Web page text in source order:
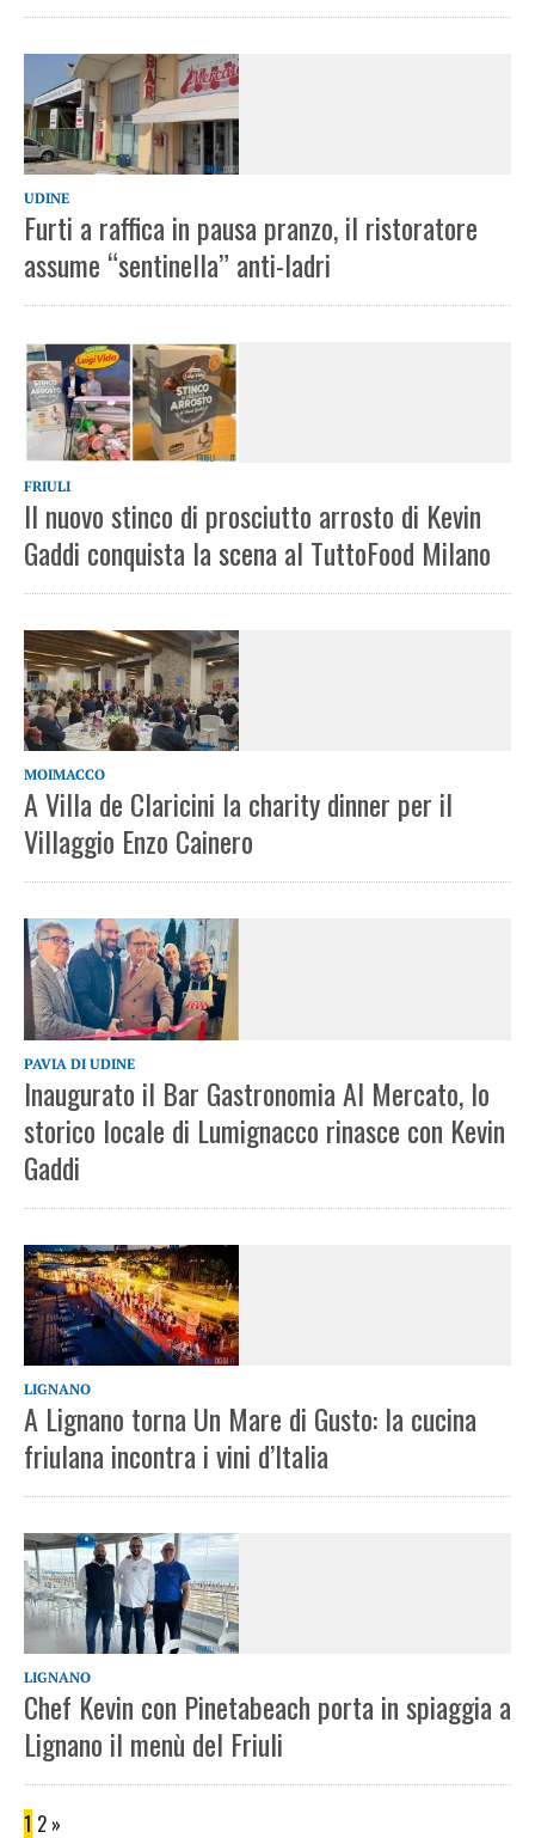
UDINE
Furti a raffica in pausa pranzo, il ristoratore
assume “sentinella” anti-ladri
FRIULI
Il nuovo stinco di prosciutto arrosto di Kevin
Gaddi conquista la scena al TuttoFood Milano
MOIMACCO
A Villa de Claricini la charity dinner per il
Villaggio Enzo Cainero
PAVIA DI UDINE
Inaugurato il Bar Gastronomia Al Mercato, lo
storico locale di Lumignacco rinasce con Kevin
Gaddi
LIGNANO
A Lignano torna Un Mare di Gusto: la cucina
friulana incontra i vini d’Italia
LIGNANO
Chef Kevin con Pinetabeach porta in spiaggia a
Lignano il menù del Friuli
1 2 »